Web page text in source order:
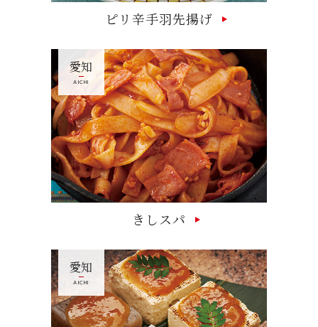
ピリ辛手羽先揚げ
愛知
AICHI
きしスパ
愛知
AICHI